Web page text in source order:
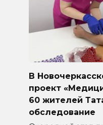
В
проект
60 жителей
обследование